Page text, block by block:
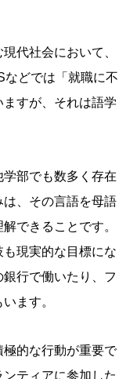
代社会において、
などでは「就職に不
すが、それは語学
部でも数多く存在
は、その言語を母語
できることです。
現実的な目標にな
行で働いたり、フ
ます。
的な行動が重要で
ティアに参加した